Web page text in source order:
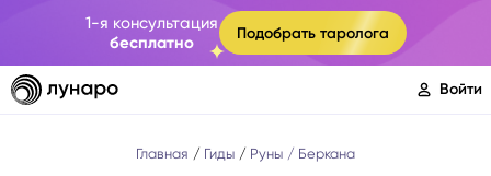
1-я консультация
бесплатно
Подобрать таролога
Войти
Главная Гиды Руны Беркана